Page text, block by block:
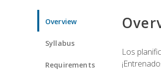
Overview
Syllabus
Requirements
Los